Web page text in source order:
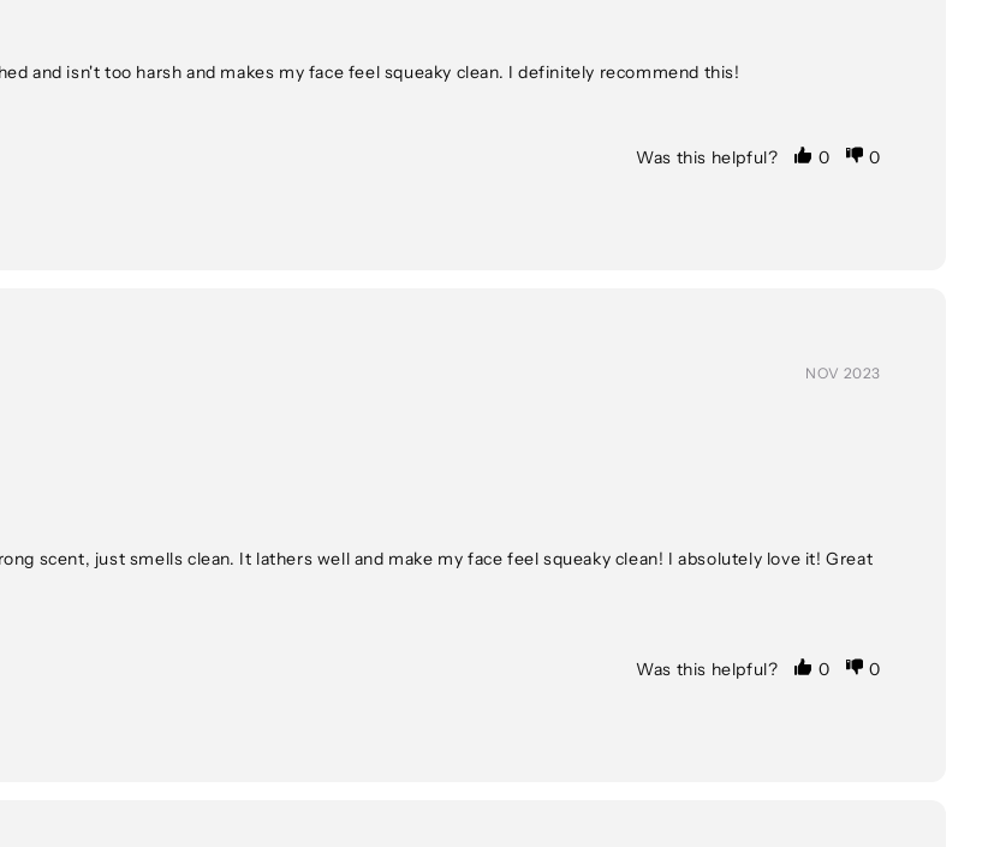
and isn't too harsh and makes my face feel squeaky clean. I definitely recommend this!
Was this helpful? 0 0
NOV 2023
scent, just smells clean. It lathers well and make my face feel squeaky clean! I absolutely love it! Great
Was this helpful? 0 0